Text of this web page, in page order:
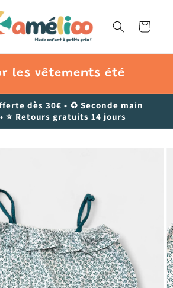
Panier
les vêtements été
dès 30€ • ♻️ Seconde main
⭐ Retours gratuits 14 jours